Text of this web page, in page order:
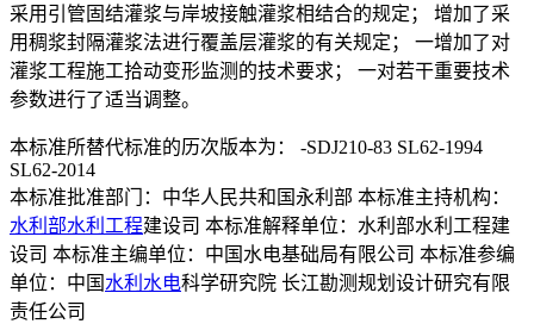
采用引管固结灌浆与岸坡接触灌浆相结合的规定； 增加了采
用稠浆封隔灌浆法进行覆盖层灌浆的有关规定； 一增加了对
灌浆工程施工拾动变形监测的技术要求； 一对若干重要技术
参数进行了适当调整。
本标准所替代标准的历次版本为： -SDJ210-83 SL62-1994
SL62-2014
本标准批准部门：中华人民共和国永利部 本标准主持机构：
水利部水利工程建设司 本标准解释单位：水利部水利工程建
设司 本标准主编单位：中国水电基础局有限公司 本标准参编
单位：中国水利水电科学研究院 长江勘测规划设计研究有限
责任公司